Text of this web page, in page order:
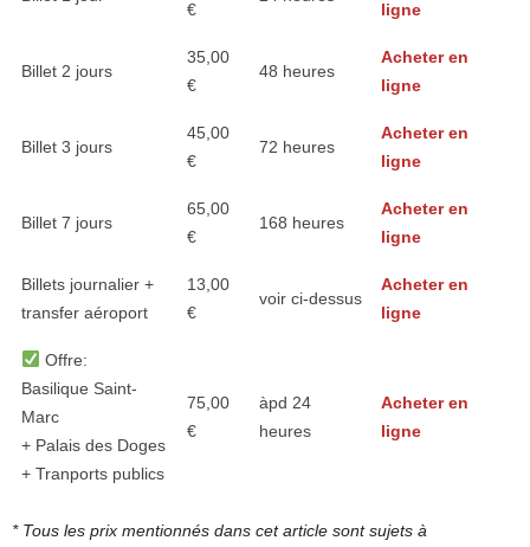
€
ligne
Billet 2 jours
35,00
€
48 heures
Acheter en
ligne
Billet 3 jours
45,00
€
72 heures
Acheter en
ligne
Billet 7 jours
65,00
€
168 heures
Acheter en
ligne
Billets journalier +
transfer aéroport
13,00
€
voir ci-dessus
Acheter en
ligne
Offre:
Basilique Saint-
Marc
+ Palais des Doges
+ Tranports publics
75,00
€
àpd 24
heures
Acheter en
ligne
* Tous les prix mentionnés dans cet article sont sujets à